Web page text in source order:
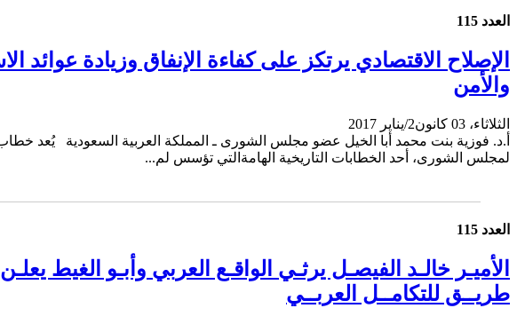
العدد 115
الإصلاح الاقتصادي يرتكز على كفاءة الإنفاق وزيادة
والأمن
الثلاثاء، 03 كانون2/يناير 2017
أ.د. فوزية بنت محمد أبا الخيل عضو مجلس الشورى ـ المملكة العربية السعودية يُعد
لمجلس الشورى، أحد الخطابات التاريخية الهامةالتي تؤسس لم...
العدد 115
طريــق للتكامــل العربــي